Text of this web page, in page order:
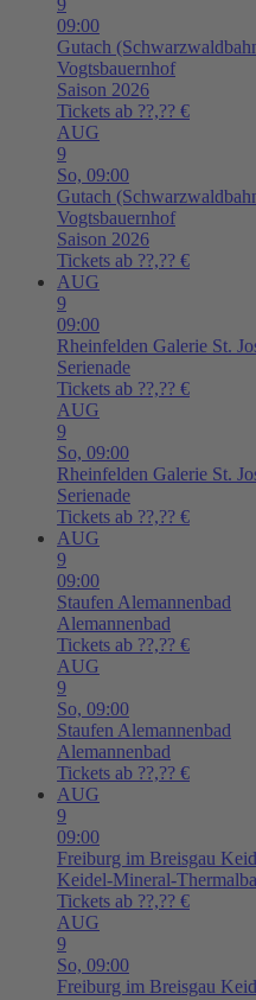
09:00
Gutach
Vogtsbauernhof
Saison 2026
Tickets ab ??,?? €
AUG
9
So, 09:00
Gutach
Vogtsbauernhof
Saison 2026
Tickets ab ??,?? €
AUG
9
09:00
Rheinfelden Galerie St.
Serienade
Tickets ab ??,?? €
AUG
9
So, 09:00
Rheinfelden Galerie St.
Serienade
Tickets ab ??,?? €
AUG
9
09:00
Staufen Alemannenbad
Alemannenbad
Tickets ab ??,?? €
AUG
9
So, 09:00
Staufen Alemannenbad
Alemannenbad
Tickets ab ??,?? €
AUG
9
09:00
Freiburg im Breisgau
Keidel-Mineral-
Tickets ab ??,?? €
AUG
9
So, 09:00
Freiburg im Breisgau